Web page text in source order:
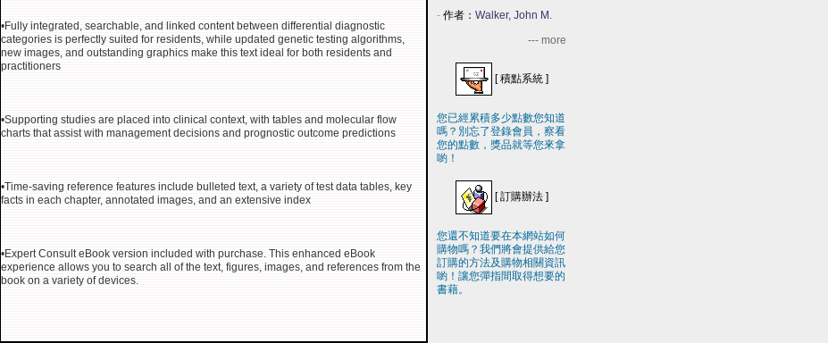
•Fully integrated, searchable, and linked content between differential diagnostic
categories is perfectly suited for residents, while updated genetic testing algorithms,
new images, and outstanding graphics make this text ideal for both residents and
practitioners
•Supporting studies are placed into clinical context, with tables and molecular flow
charts that assist with management decisions and prognostic outcome predictions
•Time-saving reference features include bulleted text, a variety of test data tables, key
facts in each chapter, annotated images, and an extensive index
•Expert Consult eBook version included with purchase. This enhanced eBook
experience allows you to search all of the text, figures, images, and references from the
book on a variety of devices.
- 作者： Walker, John M.
--- more
[積點系統 ]
您已經累積多少點數您知道
嗎？別忘了登錄會員，察看
您的點數，獎品就等您來拿
喲！
[訂購辦法]
您還不知道要在本網站如何
購物嗎？我們將會提供給您
訂購的方法及購物相關資訊
喲！讓您彈指間取得想要的
書藉。